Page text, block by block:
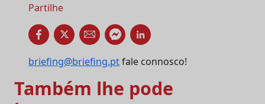
Partilhe
briefing@briefing.ptfale connosco!
Também lhe pode